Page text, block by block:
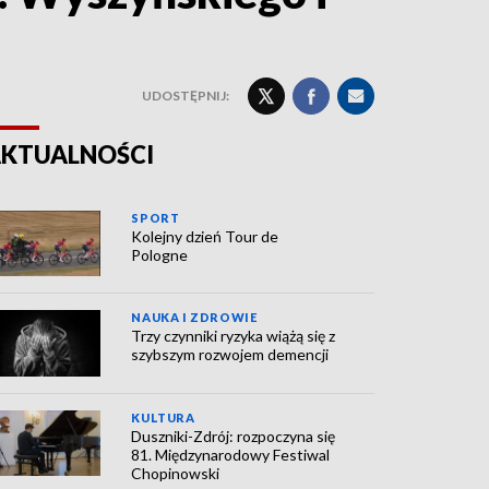
UDOSTĘPNIJ:
SPORT
Kolejny dzień Tour de
Pologne
NAUKA I ZDROWIE
Trzy czynniki ryzyka wiążą się z
szybszym rozwojem demencji
KULTURA
Duszniki-Zdrój: rozpoczyna się
81. Międzynarodowy Festiwal
Chopinowski